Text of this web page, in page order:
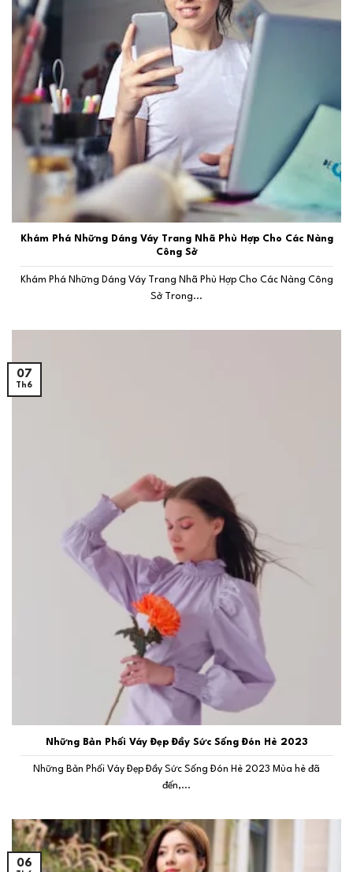
Khám Phá Những Dáng Váy Trang Nhã Phù Hợp Cho Các Nàng
Công Sở
Khám Phá Những Dáng Váy Trang Nhã Phù Hợp Cho Các Nàng Công
Sở Trong...
Những Bản Phối Váy Đẹp Đầy Sức Sống Đón Hè 2023
Những Bản Phối Váy Đẹp Đầy Sức Sống Đón Hè 2023 Mùa hè đã
đến,...
07
Th6
06